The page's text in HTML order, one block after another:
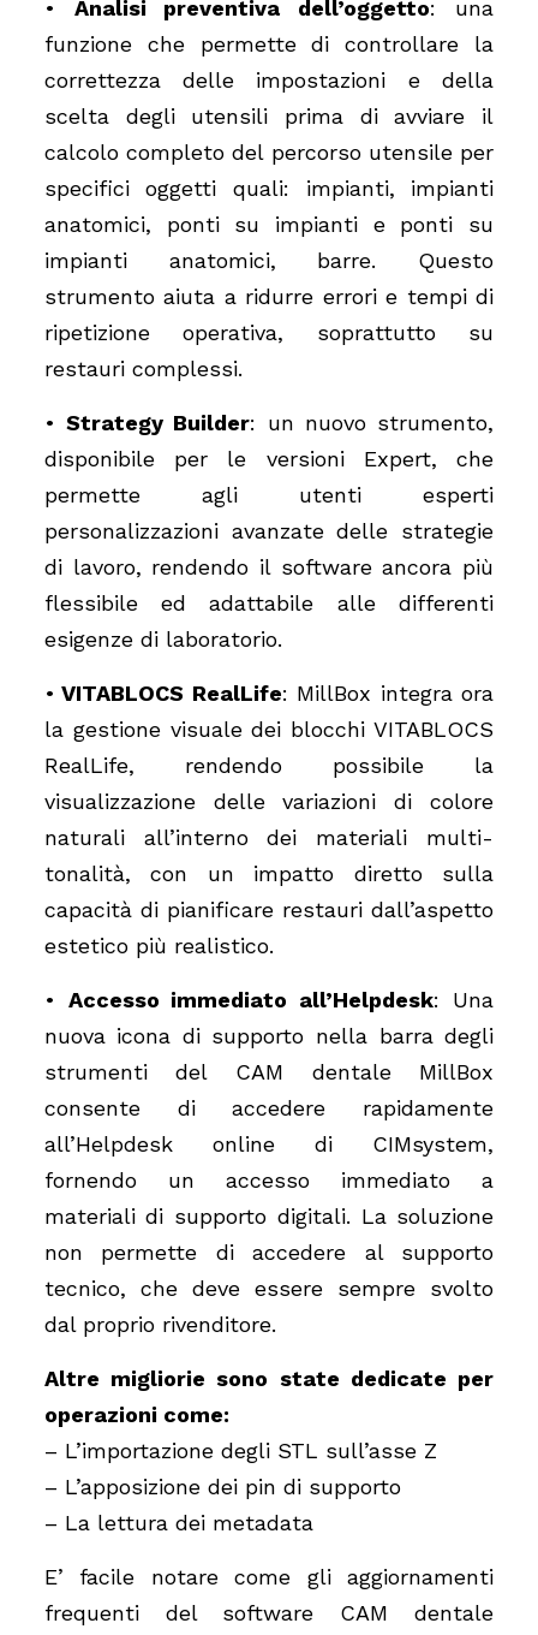
• Analisi preventiva dell’oggetto: una
funzione che permette di controllare la
correttezza delle impostazioni e della
scelta degli utensili prima di avviare il
calcolo completo del percorso utensile per
specifici oggetti quali: impianti, impianti
anatomici, ponti su impianti e ponti su
impianti anatomici, barre. Questo
strumento aiuta a ridurre errori e tempi di
ripetizione operativa, soprattutto su
restauri complessi.
•Strategy Builder: un nuovo strumento,
disponibile per le versioni Expert, che
permette agli utenti esperti
personalizzazioni avanzate delle strategie
di lavoro, rendendo il software ancora più
flessibile ed adattabile alle differenti
esigenze di laboratorio.
• VITABLOCS RealLife: MillBox integra ora
la gestione visuale dei blocchi VITABLOCS
RealLife, rendendo possibile la
visualizzazione delle variazioni di colore
naturali all’interno dei materiali multi-
tonalità, con un impatto diretto sulla
capacità di pianificare restauri dall’aspetto
estetico più realistico.
• Accesso immediato all’Helpdesk: Una
nuova icona di supporto nella barra degli
strumenti del CAM dentale MillBox
consente di accedere rapidamente
all’Helpdesk online di CIMsystem,
fornendo un accesso immediato a
materiali di supporto digitali. La soluzione
non permette di accedere al supporto
tecnico, che deve essere sempre svolto
dal proprio rivenditore.
Altre migliorie sono state dedicate per
operazioni come:
– L’importazione degli STL sull’asse Z
– L’apposizione dei pin di supporto
– La lettura dei metadata
E’ facile notare come gli aggiornamenti
frequenti del software CAM dentale